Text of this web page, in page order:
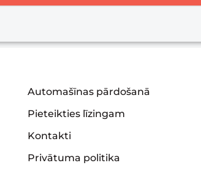
Automašīnas pārdošanā
Pieteikties līzingam
Kontakti
Privātuma politika